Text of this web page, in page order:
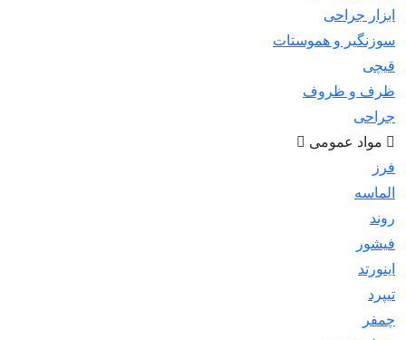
ابزار جراحی
سوزنگیر و هموستات
قیچی
ظرف و ظروف
جراحی
مواد عمومی
فرز
الماسه
روند
فیشور
اینورتد
تیپرد
چمفر